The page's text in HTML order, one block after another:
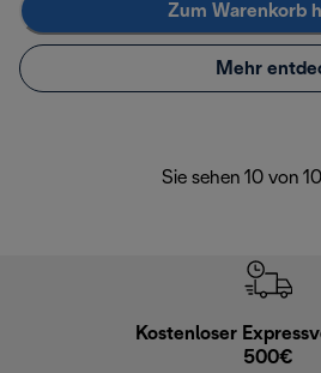
Zum Warenkorb
Mehr
Sie sehen 10 von
Kostenloser
500€